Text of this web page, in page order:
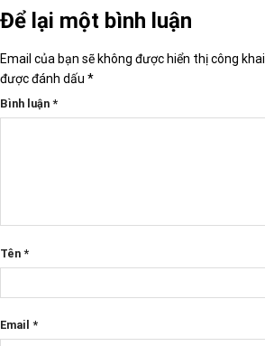
Để lại một bình luận
Email của bạn sẽ không được hiển thị công khai.
được đánh dấu *
Bình luận *
Tên *
Email *